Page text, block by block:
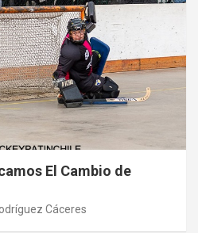
El Cambio de
Cáceres